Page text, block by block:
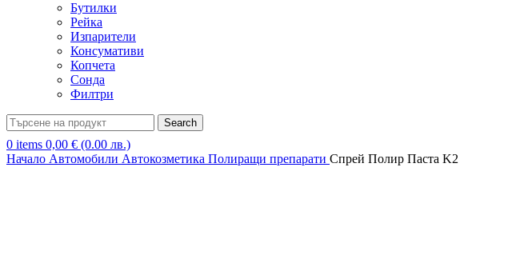
Бутилки
Рейка
Изпарители
Консумативи
Копчета
Сонда
Филтри
Search
0 items 0,00 € (0.00 лв.)
Начало Автомобили Автокозметика Полиращи препарати Спрей Полир Паста K2